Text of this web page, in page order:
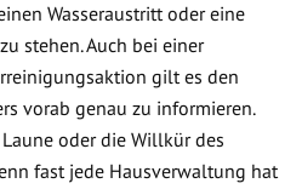
Wasseraustritt oder eine
stehen. Auch bei einer
gilt es den
vorab genau zu informieren.
oder die Willkür des
fast jede Hausverwaltung hat